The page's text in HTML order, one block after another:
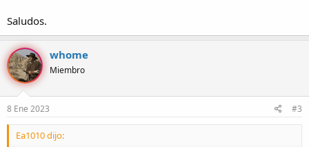
Saludos.
whome
Miembro
8 Ene 2023 #3
Ea1010 dijo: